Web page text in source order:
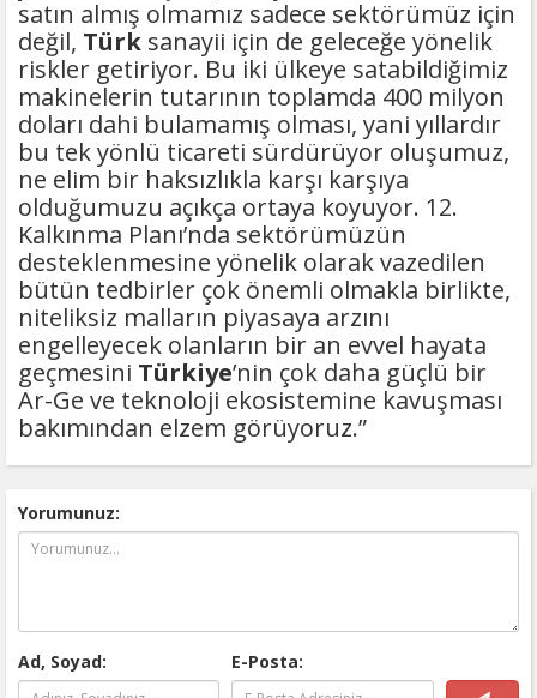
satın almış olmamız sadece sektörümüz için
değil, Türk sanayii için de geleceğe yönelik
riskler getiriyor. Bu iki ülkeye satabildiğimiz
makinelerin tutarının toplamda 400 milyon
doları dahi bulamamış olması, yani yıllardır
bu tek yönlü ticareti sürdürüyor oluşumuz,
ne elim bir haksızlıkla karşı karşıya
olduğumuzu açıkça ortaya koyuyor. 12.
Kalkınma Planı’nda sektörümüzün
desteklenmesine yönelik olarak vazedilen
bütün tedbirler çok önemli olmakla birlikte,
niteliksiz malların piyasaya arzını
engelleyecek olanların bir an evvel hayata
geçmesini Türkiye’nin çok daha güçlü bir
Ar-Ge ve teknoloji ekosistemine kavuşması
bakımından elzem görüyoruz.”
Yorumunuz:
Ad, Soyad: E-Posta: